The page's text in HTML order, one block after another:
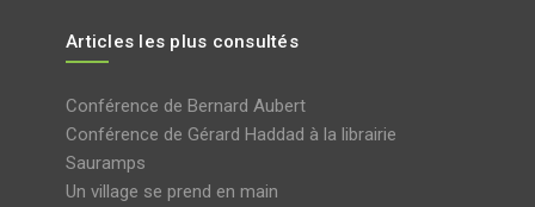
Articles les plus consultés
Conférence de Bernard Aubert
Conférence de Gérard Haddad à la librairie
Sauramps
Un village se prend en main